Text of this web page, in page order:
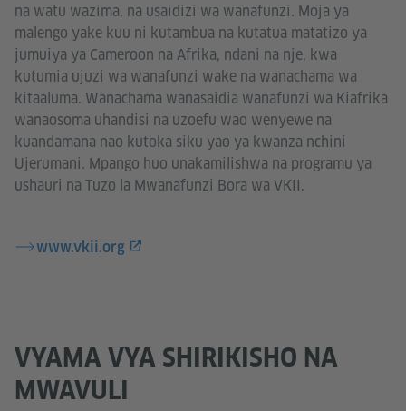
na watu wazima, na usaidizi wa wanafunzi. Moja ya
malengo yake kuu ni kutambua na kutatua matatizo ya
jumuiya ya Cameroon na Afrika, ndani na nje, kwa
kutumia ujuzi wa wanafunzi wake na wanachama wa
kitaaluma. Wanachama wanasaidia wanafunzi wa Kiafrika
wanaosoma uhandisi na uzoefu wao wenyewe na
kuandamana nao kutoka siku yao ya kwanza nchini
Ujerumani. Mpango huo unakamilishwa na programu ya
ushauri na Tuzo la Mwanafunzi Bora wa VKII.
www.vkii.org
VYAMA VYA SHIRIKISHO NA
MWAVULI